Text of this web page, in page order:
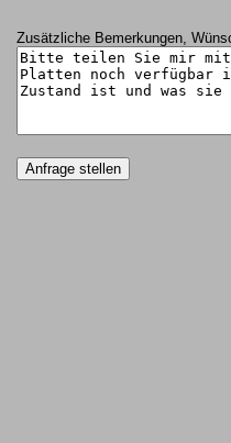
Zusätzliche Bemerkungen,